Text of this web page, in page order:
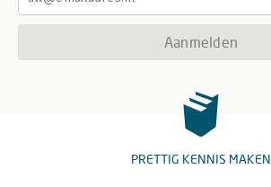
Aanmelden
PRETTIG KENNIS MAKEN